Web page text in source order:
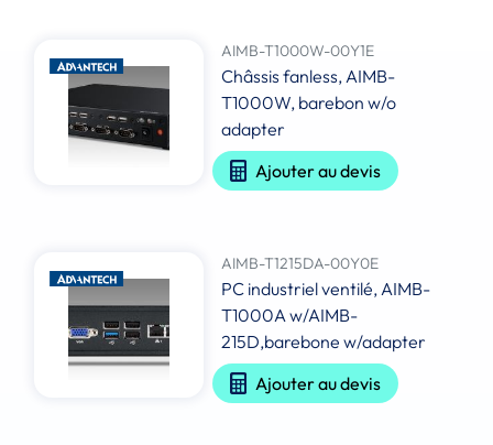
AIMB-T1000W-00Y1E
Châssis fanless, AIMB-
T1000W, barebon w/o
adapter
Ajouter au devis
AIMB-T1215DA-00Y0E
PC industriel ventilé, AIMB-
T1000A w/AIMB-
215D,barebone w/adapter
Ajouter au devis